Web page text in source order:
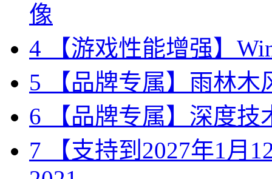
像
4 【游戏性能增强】
5 【品牌专属】雨林木
6 【品牌专属】深度技
7 【支持到2027年1月